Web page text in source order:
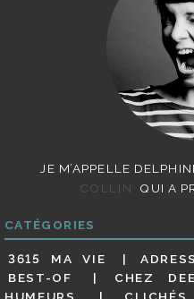
JE M’APPELLE
COLLIN
QUI A
CATÉGORIES
3615 MA VIE
BEST-OF
CHEZ